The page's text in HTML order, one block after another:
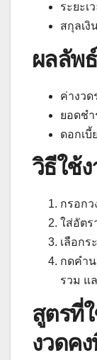
ระยะเ
สกุลเงิ
ผลลัพ
ค่างวด
ยอดชำ
ดอกเบี้
วิธีใช้
กรอกว
ใส่อัตร
เลือกร
กดคำน
รวม แ
สูตรที่
งวดค